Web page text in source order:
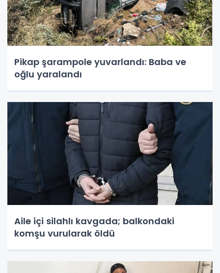
Pikap şarampole yuvarlandı: Baba ve
oğlu yaralandı
Aile içi silahlı kavgada; balkondaki
komşu vurularak öldü